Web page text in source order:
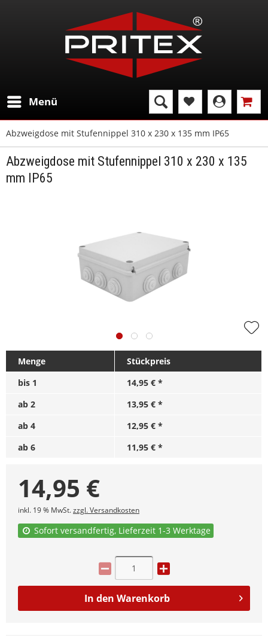
Menü
Abzweigdose mit Stufennippel 310 x 230 x 135 mm IP65
Abzweigdose mit Stufennippel 310 x 230 x 135
mm IP65
Menge
Stückpreis
bis 1
14,95 € *
ab 2
13,95 € *
ab 4
12,95 € *
ab 6 11,95 € *
14,95 €
inkl. 19 % MwSt.zzgl. Versandkosten
Sofort versandfertig, Lieferzeit 1-3 Werktage
In den Warenkorb